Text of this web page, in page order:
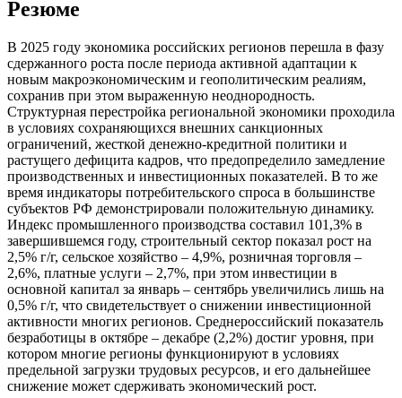
Резюме
В 2025 году экономика российских регионов перешла в фазу
сдержанного роста после периода активной адаптации к
новым макроэкономическим и геополитическим реалиям,
сохранив при этом выраженную неоднородность.
Структурная перестройка региональной экономики проходила
в условиях сохраняющихся внешних санкционных
ограничений, жесткой денежно-кредитной политики и
растущего дефицита кадров, что предопределило замедление
производственных и инвестиционных показателей. В то же
время индикаторы потребительского спроса в большинстве
субъектов РФ демонстрировали положительную динамику.
Индекс промышленного производства составил 101,3% в
завершившемся году, строительный сектор показал рост на
2,5% г/г, сельское хозяйство – 4,9%, розничная торговля –
2,6%, платные услуги – 2,7%, при этом инвестиции в
основной капитал за январь – сентябрь увеличились лишь на
0,5% г/г, что свидетельствует о снижении инвестиционной
активности многих регионов. Среднероссийский показатель
безработицы в октябре – декабре (2,2%) достиг уровня, при
котором многие регионы функционируют в условиях
предельной загрузки трудовых ресурсов, и его дальнейшее
снижение может сдерживать экономический рост.